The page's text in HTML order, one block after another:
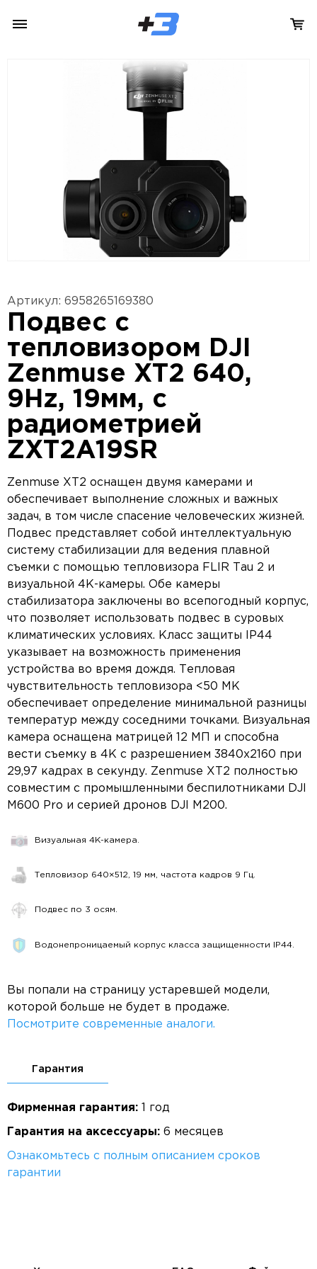
Артикул: 6958265169380
Подвес с
тепловизором DJI
Zenmuse XT2 640,
9Hz, 19мм, с
радиометрией
ZXT2A19SR
Zenmuse XT2 оснащен двумя камерами и
обеспечивает выполнение сложных и важных
задач, в том числе спасение человеческих жизней.
Подвес представляет собой интеллектуальную
систему стабилизации для ведения плавной
съемки с помощью тепловизора FLIR Tau 2 и
визуальной 4K-камеры. Обе камеры
стабилизатора заключены во всепогодный корпус,
что позволяет использовать подвес в суровых
климатических условиях. Класс защиты IP44
указывает на возможность применения
устройства во время дождя. Тепловая
чувствительность тепловизора <50 MK
обеспечивает определение минимальной разницы
температур между соседними точками. Визуальная
камера оснащена матрицей 12 МП и способна
вести съемку в 4K с разрешением 3840х2160 при
29,97 кадрах в секунду. Zenmuse XT2 полностью
совместим с промышленными беспилотниками DJI
M600 Pro и серией дронов DJI M200.
Визуальная 4K-камера.
Тепловизор 640×512, 19 мм, частота кадров 9 Гц.
Подвес по 3 осям.
Водонепроницаемый корпус класса защищенности IP44.
Вы попали на страницу устаревшей модели,
которой больше не будет в продаже.
Посмотрите современные аналоги.
Гарантия
Фирменная гарантия: 1 год
Гарантия на аксессуары: 6 месяцев
Ознакомьтесь с полным описанием сроков
гарантии